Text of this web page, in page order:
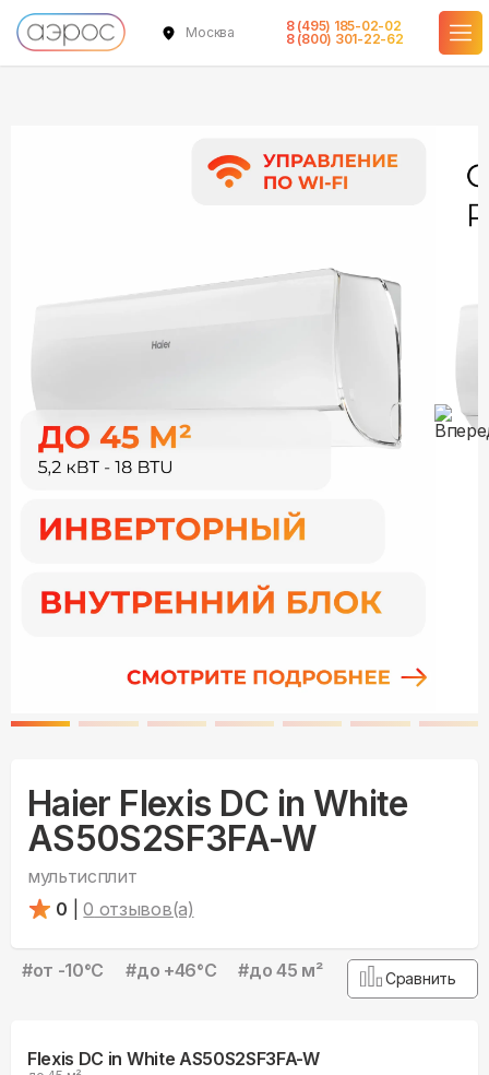
Москва
8 (495) 185-02-02
8 (800) 301-22-62
Haier Flexis DC in White
AS50S2SF3FA-W
мультисплит
0
0 отзывов(а)
#от -10°С #до +46°С #до 45 м² Сравнить
Flexis DC in White AS50S2SF3FA-W
в наличии
в наличии
в наличии
в наличии